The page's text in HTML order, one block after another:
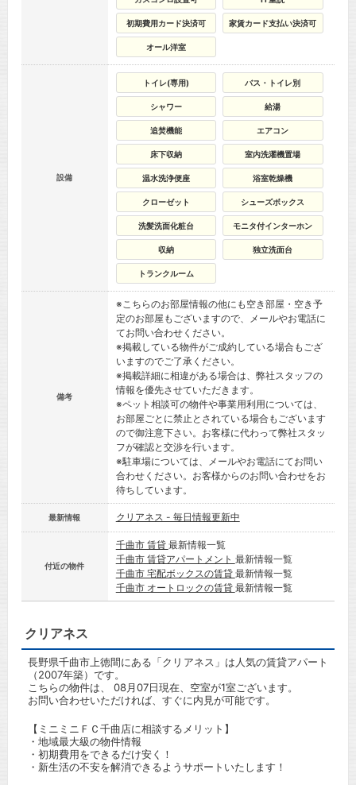
初期費用カード決済可 家賃カード支払い決済可
オール洋室
設備
トイレ(専用) バス・トイレ別
シャワー 給湯
追焚機能 エアコン
床下収納 室内洗濯機置場
温水洗浄便座 浴室乾燥機
クローゼット シューズボックス
洗髪洗面化粧台 モニタ付インターホン
収納 独立洗面台
トランクルーム
備考
※こちらのお部屋情報の他にも空き部屋・空き予
定のお部屋もございますので、メールやお電話に
てお問い合わせください。
※掲載している物件がご成約している場合もござ
いますのでご了承ください。
※掲載詳細に相違がある場合は、弊社スタッフの
情報を優先させていただきます。
※ペット相談可の物件や事業用利用については、
お部屋ごとに禁止とされている場合もございます
ので御注意下さい。お客様に代わって弊社スタッ
フが確認と交渉を行います。
※駐車場については、メールやお電話にてお問い
合わせください。お客様からのお問い合わせをお
待ちしています。
最新情報 クリアネス - 毎日情報更新中
付近の物件
千曲市 賃貸 最新情報一覧
千曲市 賃貸アパートメント 最新情報一覧
千曲市 宅配ボックスの賃貸 最新情報一覧
千曲市 オートロックの賃貸 最新情報一覧
クリアネス
長野県千曲市上徳間にある「クリアネス」は人気の賃貸アパート
（2007年築）です。
こちらの物件は、 08月07日現在、空室が1室ございます。
お問い合わせいただければ、すぐに内見が可能です。
【ミニミニＦＣ千曲店に相談するメリット】
・地域最大級の物件情報
・初期費用をできるだけ安く！
・新生活の不安を解消できるようサポートいたします！